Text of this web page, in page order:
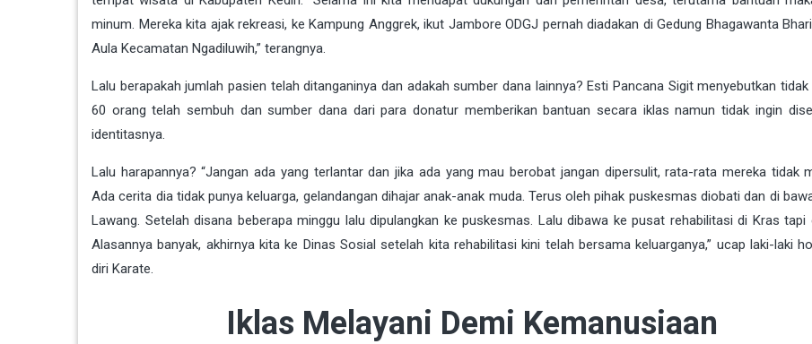
minum. Mereka kita ajak rekreasi, ke Kampung Anggrek, ikut Jambore ODGJ pernah diadakan di Gedung Bhagawanta
Aula Kecamatan Ngadiluwih,” terangnya.
Lalu berapakah jumlah pasien telah ditanganinya dan adakah sumber dana lainnya? Esti Pancana Sigit menyebutkan tidak
60 orang telah sembuh dan sumber dana dari para donatur memberikan bantuan secara iklas namun tidak ingin
identitasnya.
Lalu harapannya? “Jangan ada yang terlantar dan jika ada yang mau berobat jangan dipersulit, rata-rata mereka tidak
Ada cerita dia tidak punya keluarga, gelandangan dihajar anak-anak muda. Terus oleh pihak puskesmas diobati dan di
Lawang. Setelah disana beberapa minggu lalu dipulangkan ke puskesmas. Lalu dibawa ke pusat rehabilitasi di Kras tapi
Alasannya banyak, akhirnya kita ke Dinas Sosial setelah kita rehabilitasi kini telah bersama keluarganya,” ucap laki-laki
diri Karate.
Iklas Melayani Demi Kemanusiaan